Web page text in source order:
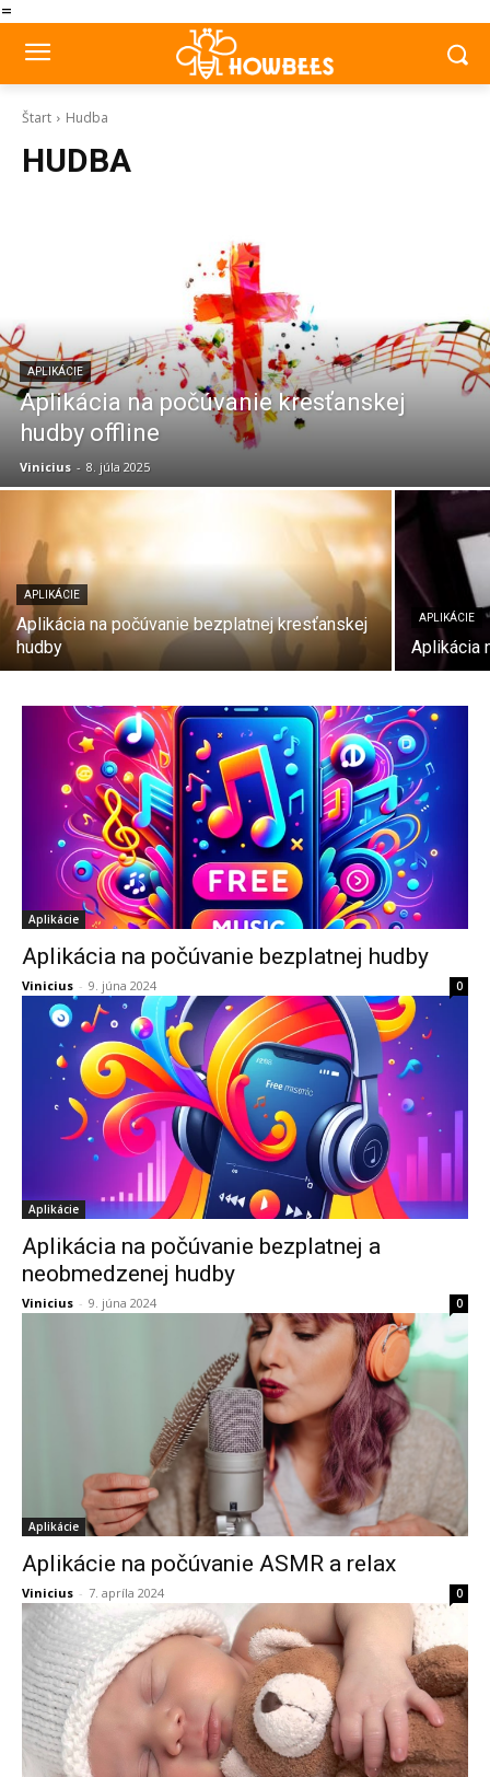
=
Štart Hudba
HUDBA
APLIKÁCIE
Aplikácia na počúvanie kresťanskej
hudby offline
Vinicius - 8. júla 2025
APLIKÁCIE
Aplikácia na počúvanie bezplatnej kresťanskej
hudby
APLIKÁCIE
Aplikácia
Aplikácie
Aplikácia na počúvanie bezplatnej hudby
Vinicius - 9. júna 2024 0
Aplikácie
Aplikácia na počúvanie bezplatnej a
neobmedzenej hudby
Vinicius - 9. júna 2024 0
Aplikácie
Aplikácie na počúvanie ASMR a relax
Vinicius - 7. apríla 2024 0